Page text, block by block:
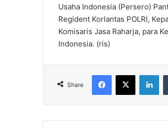
Usaha Indonesia (Persero)
Regident Korlantas POLRI,
Komisaris Jasa Raharja, para
Indonesia. (ris)
Share
Facebook
X